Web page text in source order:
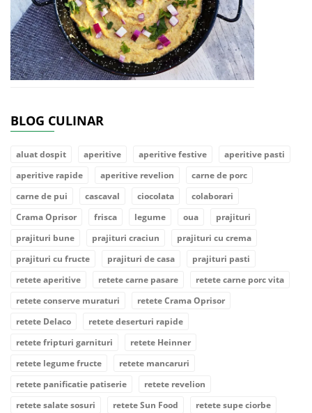
BLOG CULINAR
aluat dospit aperitive aperitive festive
aperitive pasti
aperitive rapide
aperitive revelion
carne de porc
carne de pui
cascaval ciocolata
colaborari
Crama Oprisor
frisca legume oua
prajituri
prajituri bune
prajituri craciun
prajituri cu crema
prajituri cu fructe
prajituri de casa
prajituri pasti
retete aperitive
retete carne pasare
retete carne porc vita
retete conserve muraturi
retete Crama Oprisor
retete Delaco
retete deserturi rapide
retete fripturi garnituri
retete Heinner
retete legume fructe
retete mancaruri
retete panificatie patiserie
retete revelion
retete salate sosuri
retete Sun Food
retete supe ciorbe